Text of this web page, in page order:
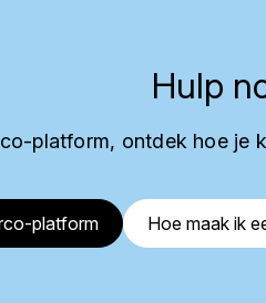
Hulp
platform, ontdek hoe je
platform Hoe maak ik